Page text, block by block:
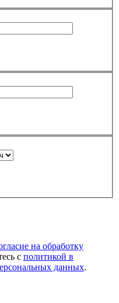
на обработку
с политикой в
данных.